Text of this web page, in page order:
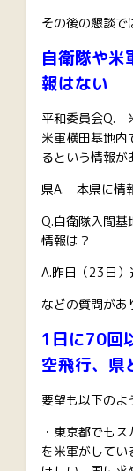
その後の懇談で
自衛隊や米
報はない
平和委員会Q.
米軍横田基地内
るという情報が
県A. 本県に情
Q.自衛隊入間基
情報は？
A.昨日（23日）
などの質問があ
1日に70回
空飛行、県
要望も以下のよ
・東京都でも
を米軍がしてい